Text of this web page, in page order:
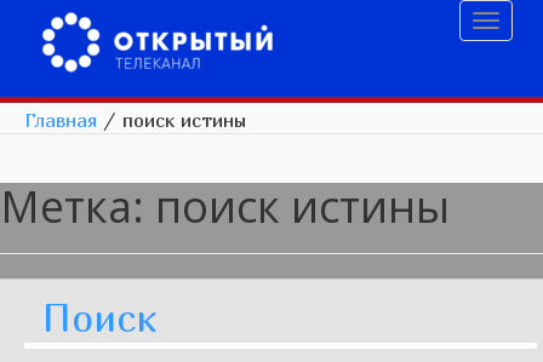
Главная / поиск истины
Метка: поиск истины
Поиск